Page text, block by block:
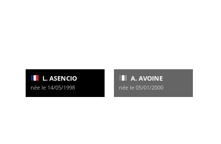
L. ASENCIO
née le 14/05/1998
A. AVOINE
née le 05/01/2000